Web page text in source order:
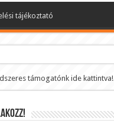
tájékoztató
támogatónk ide kattintva!